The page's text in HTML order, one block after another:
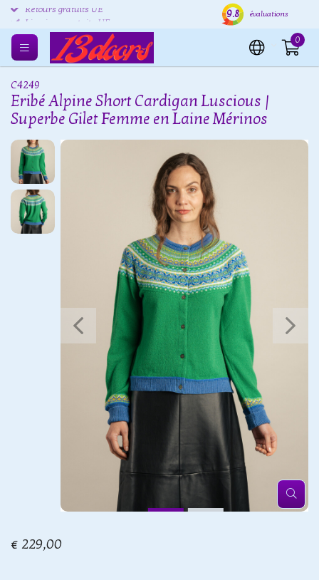
Retours gratuits UE Expédition sous 24 heures
9.8 évaluations
0
C4249
Eribé Alpine Short Cardigan Luscious |
Superbe Gilet Femme en Laine Mérinos
€ 229,00